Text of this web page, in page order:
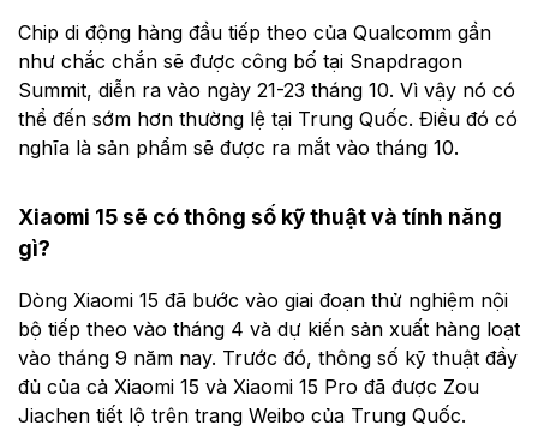
Chip di động hàng đầu tiếp theo của Qualcomm gần
như chắc chắn sẽ được công bố tại Snapdragon
Summit, diễn ra vào ngày 21-23 tháng 10. Vì vậy nó có
thể đến sớm hơn thường lệ tại Trung Quốc. Điều đó có
nghĩa là sản phẩm sẽ được ra mắt vào tháng 10.
Xiaomi 15 sẽ có thông số kỹ thuật và tính năng
gì?
Dòng Xiaomi 15 đã bước vào giai đoạn thử nghiệm nội
bộ tiếp theo vào tháng 4 và dự kiến ​​sản xuất hàng loạt
vào tháng 9 năm nay. Trước đó, thông số kỹ thuật đầy
đủ của cả Xiaomi 15 và Xiaomi 15 Pro đã được Zou
Jiachen tiết lộ trên trang Weibo của Trung Quốc.